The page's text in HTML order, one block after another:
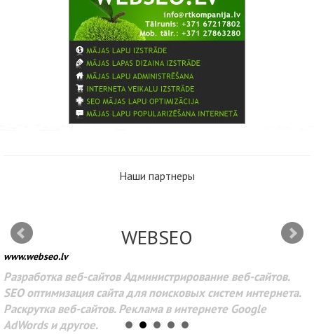
Наши партнеры
WEBSEO
www.webseo.lv
Разработка веб-сайтов Администрирование веб-сайтов.
SEO оптимизация сайта для поисковых систем интернета.
Раскрутка веб-сайтов. Реклама в интернете Google
AdWords и другое.